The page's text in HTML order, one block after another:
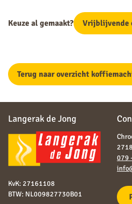
Keuze al gemaakt? Vrijblijvende
Terug naar overzicht
Langerak de Jong
KvK: 27161108
BTW: NL009827730B01
079